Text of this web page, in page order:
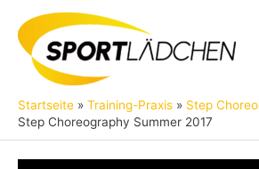
Inhalt
springen
Startseite Training-Praxis
Step
Step Choreography Summer 2017